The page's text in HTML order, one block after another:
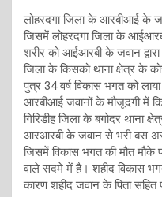
लोहरदगा जिला के आरबीआई के
जिसमें लोहरदगा जिला के
शरीर को आईआरबी के जवान
जिला के किसको थाना क्षेत्र के
पुत्र 34 वर्ष विकास भगत को
आरबीआई जवानों के मौजूदगी में
गिरिडीह जिला के बगोदर थाना
आरआरबी के जवान से भरी बस
जिसमें विकास भगत की मौत मौके
वाले सदमे में है। शहीद विकास
कारण शहीद जवान के पिता सहित